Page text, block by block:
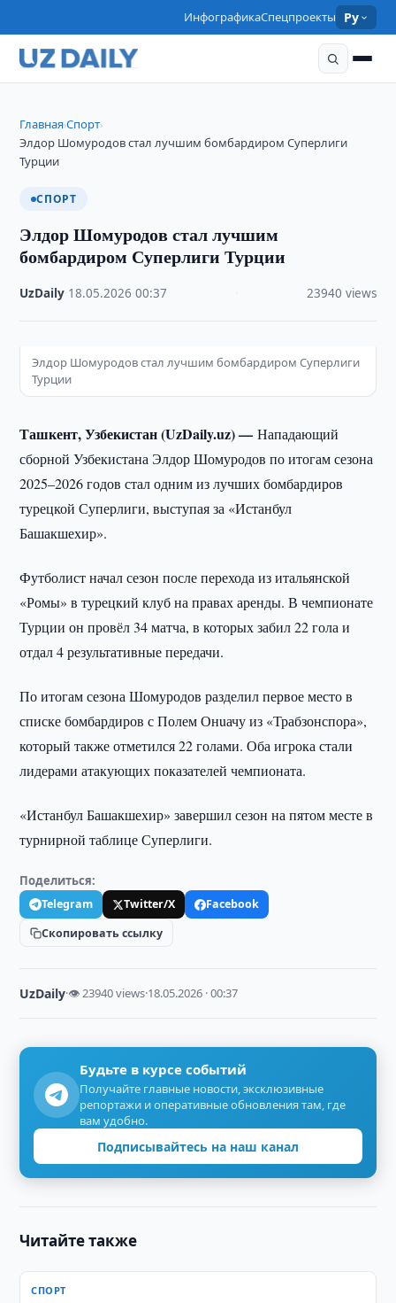
ИнфографикаСпецпроекты Ру
Главная›Спорт›
Элдор Шомуродов стал лучшим бомбардиром Суперлиги
Турции
СПОРТ
Элдор Шомуродов стал лучшим
бомбардиром Суперлиги Турции
UzDaily 18.05.2026 ·00:37 23940 views
Элдор Шомуродов стал лучшим бомбардиром Суперлиги
Турции
Ташкент, Узбекистан (UzDaily.uz) —Нападающий
сборной Узбекистана Элдор Шомуродов по итогам сезона
2025–2026 годов стал одним из лучших бомбардиров
турецкой Суперлиги, выступая за «Истанбул
Башакшехир».
Футболист начал сезон после перехода из итальянской
«Ромы» в турецкий клуб на правах аренды. В чемпионате
Турции он провёл 34 матча, в которых забил 22 гола и
отдал 4 результативные передачи.
По итогам сезона Шомуродов разделил первое место в
списке бомбардиров с Полем Онuачу из «Трабзонспора»,
который также отметился 22 голами. Оба игрока стали
лидерами атакующих показателей чемпионата.
«Истанбул Башакшехир» завершил сезон на пятом месте в
турнирной таблице Суперлиги.
Поделиться:
Telegram Twitter/X
Facebook
Скопировать ссылку
UzDaily·👁 23940 views·18.05.2026 · 00:37
Будьте в курсе событий
Получайте главные новости, эксклюзивные
репортажи и оперативные обновления там, где
вам удобно.
Подписывайтесь на наш канал
Читайте также
СПОРТ